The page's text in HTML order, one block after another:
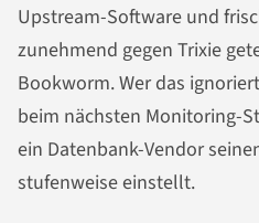
Upstream-Software und
zunehmend gegen Trixie
Bookworm. Wer das
beim nächsten Monitoring-
ein Datenbank-Vendor
stufenweise einstellt.